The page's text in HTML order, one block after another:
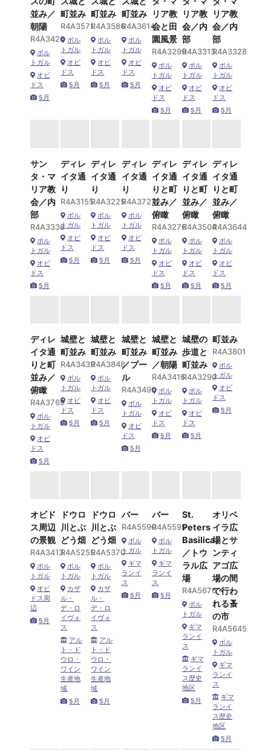
並み／
朝陽
R4A3428
ポル
トガル
オビ
ドス
5月
町並み
R4A3571
ポル
トガル
オビ
ドス
5月
町並み
R4A3586
ポル
トガル
オビ
ドス
5月
町並み
R4A3614
ポル
トガル
オビ
ドス
5月
リア教
会と田
園風景
R4A3299
ポル
トガル
オビ
ドス
5月
リア教
会／内
部
R4A3313
ポル
トガル
オビ
ドス
5月
リア教
会／内
部
R4A3328
ポル
トガル
オビ
ドス
5月
サン
タ・マ
リア教
会／内
部
R4A3336
ポル
トガル
オビ
ドス
5月
ディレ
イタ通
り
R4A3155
ポル
トガル
オビ
ドス
5月
ディレ
イタ通
り
R4A3225
ポル
トガル
オビ
ドス
5月
ディレ
イタ通
り
R4A3727
ポル
トガル
オビ
ドス
5月
ディレ
イタ通
りと町
並み／
俯瞰
R4A3276
ポル
トガル
オビ
ドス
5月
ディレ
イタ通
りと町
並み／
俯瞰
R4A3504
ポル
トガル
オビ
ドス
5月
ディレ
イタ通
りと町
並み／
俯瞰
R4A3644
ポル
トガル
オビ
ドス
5月
ディレ
イタ通
りと町
並み／
俯瞰
R4A3769
ポル
トガル
オビ
ドス
5月
城壁と
町並み
R4A3439
ポル
トガル
オビ
ドス
5月
城壁と
町並み
R4A3848
ポル
トガル
オビ
ドス
5月
城壁と
町並み
／プー
ル
R4A3490
ポル
トガル
オビ
ドス
5月
城壁と
町並み
／朝陽
R4A3416
ポル
トガル
オビ
ドス
5月
城壁の
歩道と
町並み
R4A3290
ポル
トガル
オビ
ドス
5月
町並み
R4A3801
ポル
トガル
オビ
ドス
5月
オビド
ス周辺
の景観
R4A3413
ポル
トガル
オビ
ドス周
辺
5月
ドウロ
川とぶ
どう畑
R4A5255
ポル
トガル
カザ
ル・
デ・ロ
イヴォ
ス
アル
ト・ド
ウロ・
ワイン
生産地
域
5月
ドウロ
川とぶ
どう畑
R4A5370
ポル
トガル
カザ
ル・
デ・ロ
イヴォ
ス
アル
ト・ド
ウロ・
ワイン
生産地
域
5月
バー
R4A5590
ポル
トガル
ギマ
ランイ
ス
5月
バー
R4A5595
ポル
トガル
ギマ
ランイ
ス
5月
St.
Peters
Basilica
／トウ
ラル広
場
R4A5676
ポル
トガル
ギマ
ランイ
ス
ギマ
ランイ
ス歴史
地区
5月
オリベ
イラ広
場とサ
ンティ
アゴ広
場の間
で行わ
れる蚤
の市
R4A5645
ポル
トガル
ギマ
ランイ
ス
ギマ
ランイ
ス歴史
地区
5月